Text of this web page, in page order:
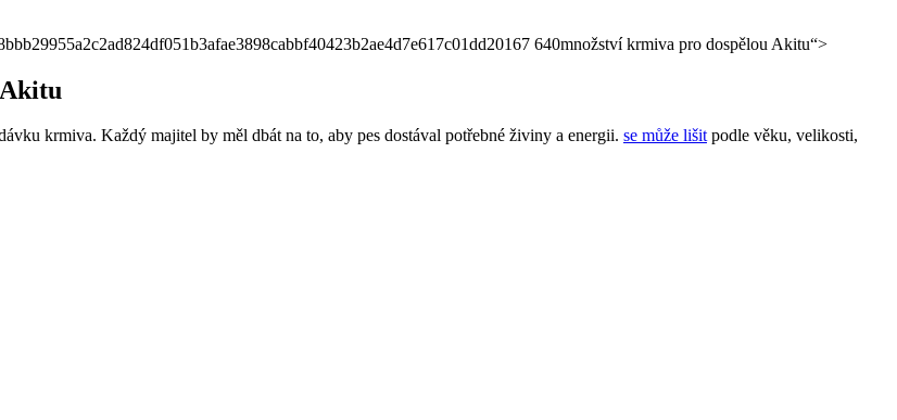
množství krmiva pro dospělou Akitu“>
krmiva. Každý majitel by měl dbát na to, aby pes dostával potřebné živiny a energii. se může lišitpodle věku, velikosti,